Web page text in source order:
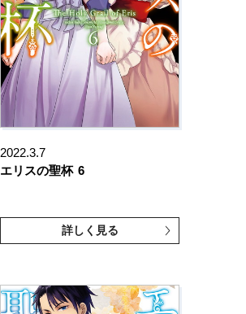
2022.3.7
エリスの聖杯 6
詳しく見る